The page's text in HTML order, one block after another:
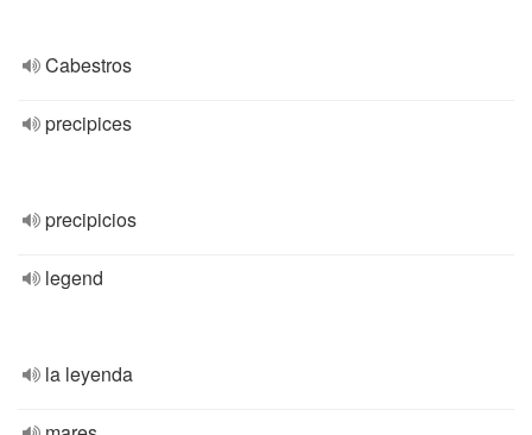
Cabestros
precipices
precipicios
legend
la leyenda